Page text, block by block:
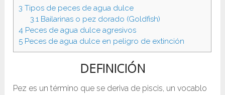
3 Tipos de peces de agua dulce
3.1Bailarinas o pez dorado (Goldfish)
4 Peces de agua dulce agresivos
5 Peces de agua dulce en peligro de extinción
DEFINICIÓN
Pez es un término que se deriva de piscis, un vocablo